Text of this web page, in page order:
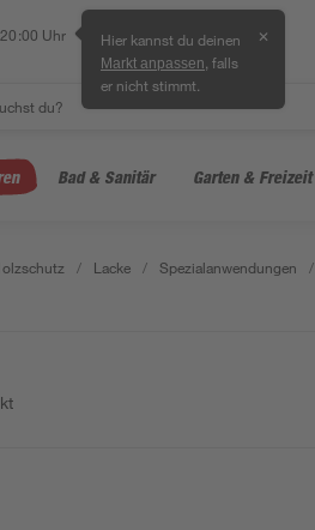
Uhr Hier kannst du deinen
Markt anpassen , falls
er nicht stimmt.
✕
Bad & Sanitär Garten & Freizeit
/ Lacke / Spezialanwendungen /